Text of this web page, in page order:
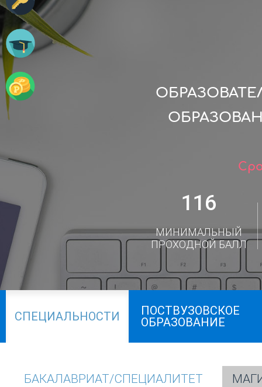
116
МИНИМАЛЬНЫЙ
ПРОХОДНОЙ БАЛЛ
СПЕЦИАЛЬНОСТИ
ПОСТВУЗОВСКОЕ
ОБРАЗОВАНИЕ
БАКАЛАВРИАТ/СПЕЦИАЛИТЕТ